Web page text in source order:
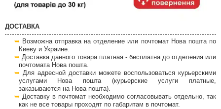
ДОСТАВКА
Возможна отправка на отделение или почтомат Нова пошта по
Киеву и Украине.
Доставка данного товара платная - бесплатна до отделения или
почтомата Нова пошта.
Для адресной доставки можете воспользоваться курьерскими
услугами Нова пошта (курьерские услуги платные,
заказываются на Нова пошта).
Доставку в почтомат необходимо согласовывать отдельно, так
как не все товары проходят по габаритам в почтомат.